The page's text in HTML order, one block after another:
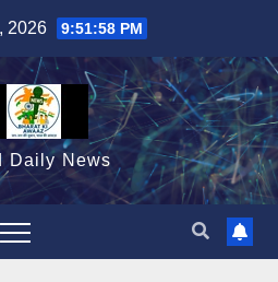
2026 9:52:00 PM
Daily News